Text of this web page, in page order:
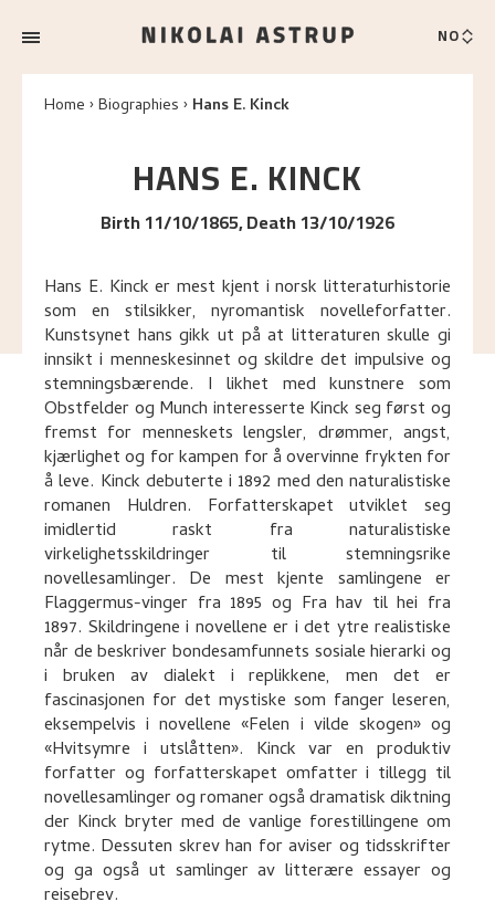
NO
Home Biographies Hans E. Kinck
HANS E. KINCK
Birth 11/10/1865, Death 13/10/1926
Hans E. Kinck er mest kjent i norsk litteraturhistorie
som en stilsikker, nyromantisk novelleforfatter.
Kunstsynet hans gikk ut på at litteraturen skulle gi
innsikt i menneskesinnet og skildre det impulsive og
stemningsbærende. I likhet med kunstnere som
Obstfelder og Munch interesserte Kinck seg først og
fremst for menneskets lengsler, drømmer, angst,
kjærlighet og for kampen for å overvinne frykten for
å leve. Kinck debuterte i 1892 med den naturalistiske
romanen Huldren. Forfatterskapet utviklet seg
imidlertid raskt fra naturalistiske
virkelighetsskildringer til stemningsrike
novellesamlinger. De mest kjente samlingene er
Flaggermus-vinger fra 1895 og Fra hav til hei fra
1897. Skildringene i novellene er i det ytre realistiske
når de beskriver bondesamfunnets sosiale hierarki og
i bruken av dialekt i replikkene, men det er
fascinasjonen for det mystiske som fanger leseren,
eksempelvis i novellene «Felen i vilde skogen» og
«Hvitsymre i utslåtten». Kinck var en produktiv
forfatter og forfatterskapet omfatter i tillegg til
novellesamlinger og romaner også dramatisk diktning
der Kinck bryter med de vanlige forestillingene om
rytme. Dessuten skrev han for aviser og tidsskrifter
og ga også ut samlinger av litterære essayer og
reisebrev.